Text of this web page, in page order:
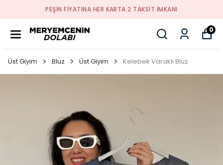
PEŞİN FİYATINA HER KARTA 2 TAKSİT İMKANI
0
Üst Giyim Bluz Üst Giyim Kelebek Varaklı Bluz